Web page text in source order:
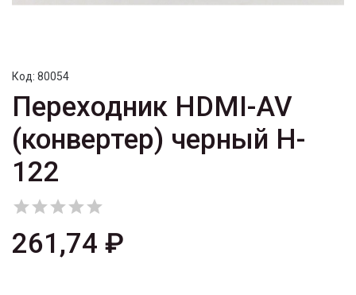
Код: 80054
Переходник HDMI-AV
(конвертер) черный H-
122

261,74 ₽